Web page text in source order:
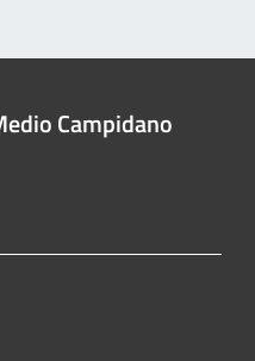
Campidano